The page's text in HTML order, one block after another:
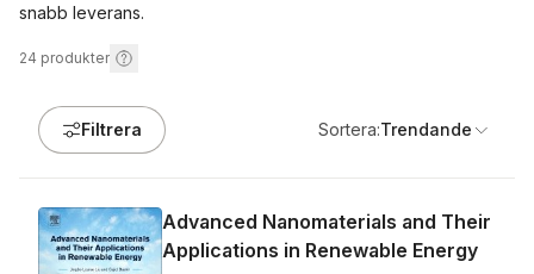
snabb leverans.
24 produkter
Filtrera Sortera:Trendande
Advanced Nanomaterials and Their
Applications in Renewable Energy